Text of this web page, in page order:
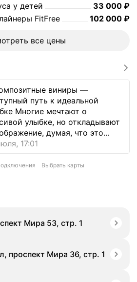
у детей
Цена
33000
33 000 ₽
FitFree
Цена
102000
102 000 ₽
все цены
виниры —
путь к идеальной
мечтают о
улыбке, но откладывают
думая, что это
17:01
Выбрать карты
Мира 53, стр. 1
проспект Мира 36, стр. 1